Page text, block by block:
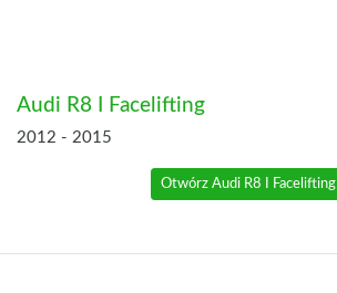
Audi R8 I Facelifting
2012 - 2015
Otwórz Audi R8 I Facelifting